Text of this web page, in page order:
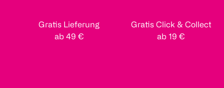
Gratis Lieferung
ab 49 €
Gratis Click & Collect
ab 19 €